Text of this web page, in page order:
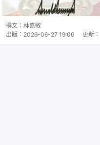
撰文： 林嘉敏
出版： 2026-06-27 19:00 更新：